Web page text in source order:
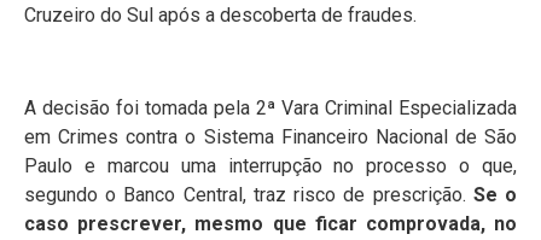
Cruzeiro do Sul após a descoberta de fraudes.
A decisão foi tomada pela 2ª Vara Criminal Especializada
em Crimes contra o Sistema Financeiro Nacional de São
Paulo e marcou uma interrupção no processo o que,
segundo o Banco Central, traz risco de prescrição. Se o
caso prescrever, mesmo que ficar comprovada, no